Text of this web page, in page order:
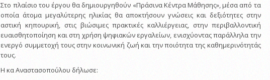
Στο πλαίσιο του έργου θα δημιουργηθούν «Πράσινα Κέντρα Μάθησης», μέσα από τα
οποία άτομα μεγαλύτερης ηλικίας θα αποκτήσουν γνώσεις και δεξιότητες στην
αστική κηπουρική, στις βιώσιμες πρακτικές καλλιέργειας, στην περιβαλλοντική
ευαισθητοποίηση και στη χρήση ψηφιακών εργαλείων, ενισχύοντας παράλληλα την
ενεργό συμμετοχή τους στην κοινωνική ζωή και την ποιότητα της καθημερινότητάς
τους.
Η κα Αναστασοπούλου δήλωσε: